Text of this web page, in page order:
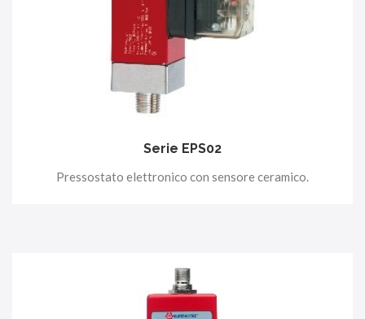
Serie EPS02
Pressostato elettronico con sensore ceramico.